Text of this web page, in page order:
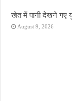
खेत में पानी देखने गए
August 9, 2026